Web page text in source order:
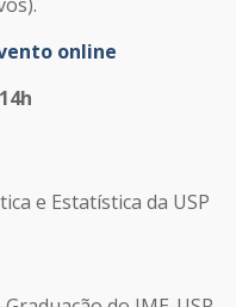
online
e Estatística da USP